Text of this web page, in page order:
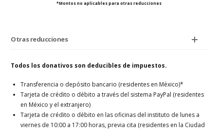
*Montos no aplicables para otras reducciones
Otras reducciones
Todos los donativos son deducibles de impuestos.
Transferencia o depósito bancario (residentes en México)*
Tarjeta de crédito o débito a través del sistema PayPal (residentes
en México y el extranjero)
Tarjeta de crédito o débito en las oficinas del instituto de lunes a
viernes de 10:00 a 17:00 horas, previa cita (residentes en la Ciudad